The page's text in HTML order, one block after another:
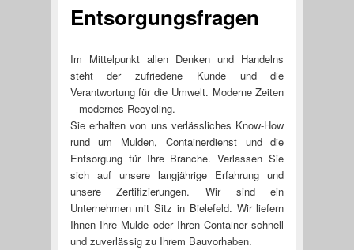
Entsorgungsfragen
Im Mittelpunkt allen Denken und Handelns
steht der zufriedene Kunde und die
Verantwortung für die Umwelt. Moderne Zeiten
– modernes Recycling.
Sie erhalten von uns verlässliches Know-How
rund um Mulden, Containerdienst und die
Entsorgung für Ihre Branche. Verlassen Sie
sich auf unsere langjährige Erfahrung und
unsere Zertifizierungen. Wir sind ein
Unternehmen mit Sitz in Bielefeld. Wir liefern
Ihnen Ihre Mulde oder Ihren Container schnell
und zuverlässig zu Ihrem Bauvorhaben.